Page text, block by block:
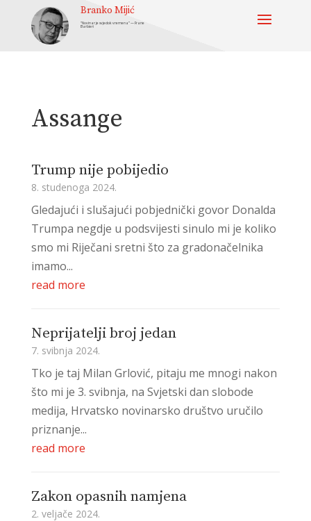
Branko Mijić
“Novinar je svjedok vremena” — Frane
Barbieri
Assange
Trump nije pobijedio
8. studenoga 2024.
Gledajući i slušajući pobjednički govor Donalda
Trumpa negdje u podsvijesti sinulo mi je koliko
smo mi Riječani sretni što za gradonačelnika
imamo...
read more
Neprijatelji broj jedan
7. svibnja 2024.
Tko je taj Milan Grlović, pitaju me mnogi nakon
što mi je 3. svibnja, na Svjetski dan slobode
medija, Hrvatsko novinarsko društvo uručilo
priznanje...
read more
Zakon opasnih namjena
2. veljače 2024.